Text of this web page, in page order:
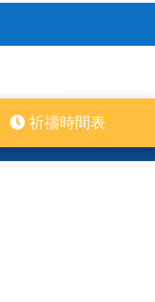
祈禱時間表